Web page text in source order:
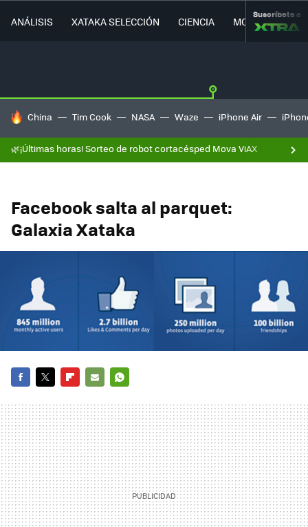
ANÁLISIS XATAKA SELECCIÓN CIENCIA MOVILIDAD
Suscríbete a
HOY SE HABLA DE
China Tim Cook NASA Waze iPhone Air
🌿¡Últimas horas! Sorteo de robot cortacésped Mova ViAX
Facebook salta al parquet:
Galaxia Xataka
MAIL